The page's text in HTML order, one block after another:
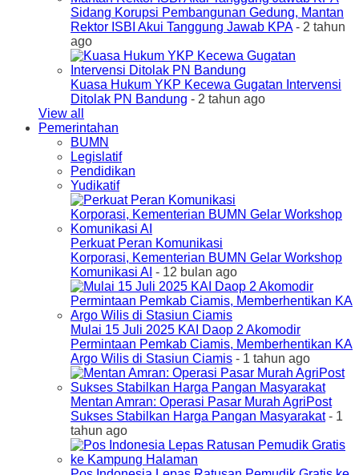
Sidang Korupsi Pembangunan Gedung, Mantan
Rektor ISBI Akui Tanggung Jawab KPA- 2 tahun
ago
Kuasa Hukum YKP Kecewa Gugatan Intervensi
Ditolak PN Bandung - 2 tahun ago
View all
Pemerintahan
BUMN
Legislatif
Pendidikan
Yudikatif
Perkuat Peran Komunikasi
Korporasi, Kementerian BUMN Gelar Workshop
Komunikasi AI - 12 bulan ago
Mulai 15 Juli 2025 KAI Daop 2 Akomodir
Permintaan Pemkab Ciamis, Memberhentikan KA
Argo Wilis di Stasiun Ciamis - 1 tahun ago
Mentan Amran: Operasi Pasar Murah AgriPost
Sukses Stabilkan Harga Pangan Masyarakat- 1
tahun ago